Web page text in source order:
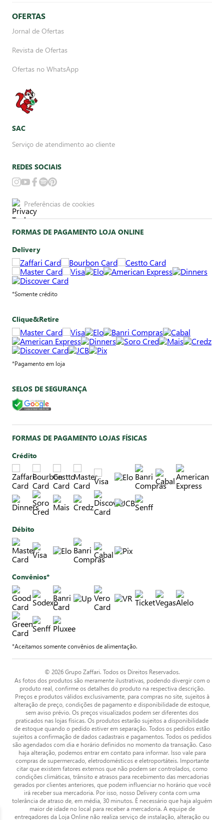
OFERTAS
Jornal de Ofertas
Revista de Ofertas
Ofertas no WhatsApp
SAC
Serviço de atendimento ao cliente
REDES SOCIAIS
Preferências de cookies
FORMAS DE PAGAMENTO LOJA ONLINE
Delivery
*Somente crédito
Clique&Retire
*Pagamento em loja
SELOS DE SEGURANÇA
FORMAS DE PAGAMENTO LOJAS FÍSICAS
Crédito
Débito
Convênios*
*Aceitamos somente convênios de alimentação.
© 2026 Grupo Zaffari. Todos os Direitos Reservados.
As fotos dos produtos são meramente ilustrativas, podendo divergir com o
produto real, confirme os detalhes do produto na respectiva descrição.
Preços e produtos válidos exclusivamente, para compras no site, sujeitos à
alteração de preço, condições de pagamento e disponibilidade de estoque,
sem aviso prévio. Os preços visualizados podem ser diferentes dos
praticados nas lojas físicas. Os produtos estarão sujeitos a disponibilidade
de estoque quando o pedido estiver em separação. Todos os pedidos estão
sujeitos a confirmação de dados cadastrais e pagamentos. Todos os pedidos
são agendados com dia e horário definidos no momento da transação. Caso
haja alteração, podemos entrar em contato para informar. Isso vale para
compras de supermercado, eletrodomésticos e eletroportáteis. Importante
citar que existem fatores externos que não podem ser controlados, como
condições climáticas, trânsito e atrasos para recebimento das mercadorias
gerados por clientes anteriores, que podem influenciar no horário que você
irá receber sua mercadoria. Por isso, nosso Delivery conta com uma
tolerância de atraso de, em média, 30 minutos. É necessário que haja alguém
maior de idade no local para receber a mercadoria. A equipe de
entregadores da Loja Online não realiza serviço de instalação, alteração ou